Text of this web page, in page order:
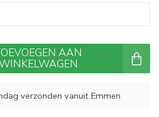
AAN
verzonden vanuit Emmen